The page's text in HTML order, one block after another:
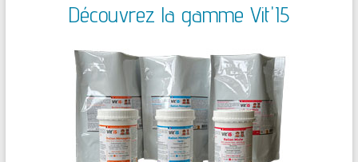
Découvrez la gamme Vit'I5